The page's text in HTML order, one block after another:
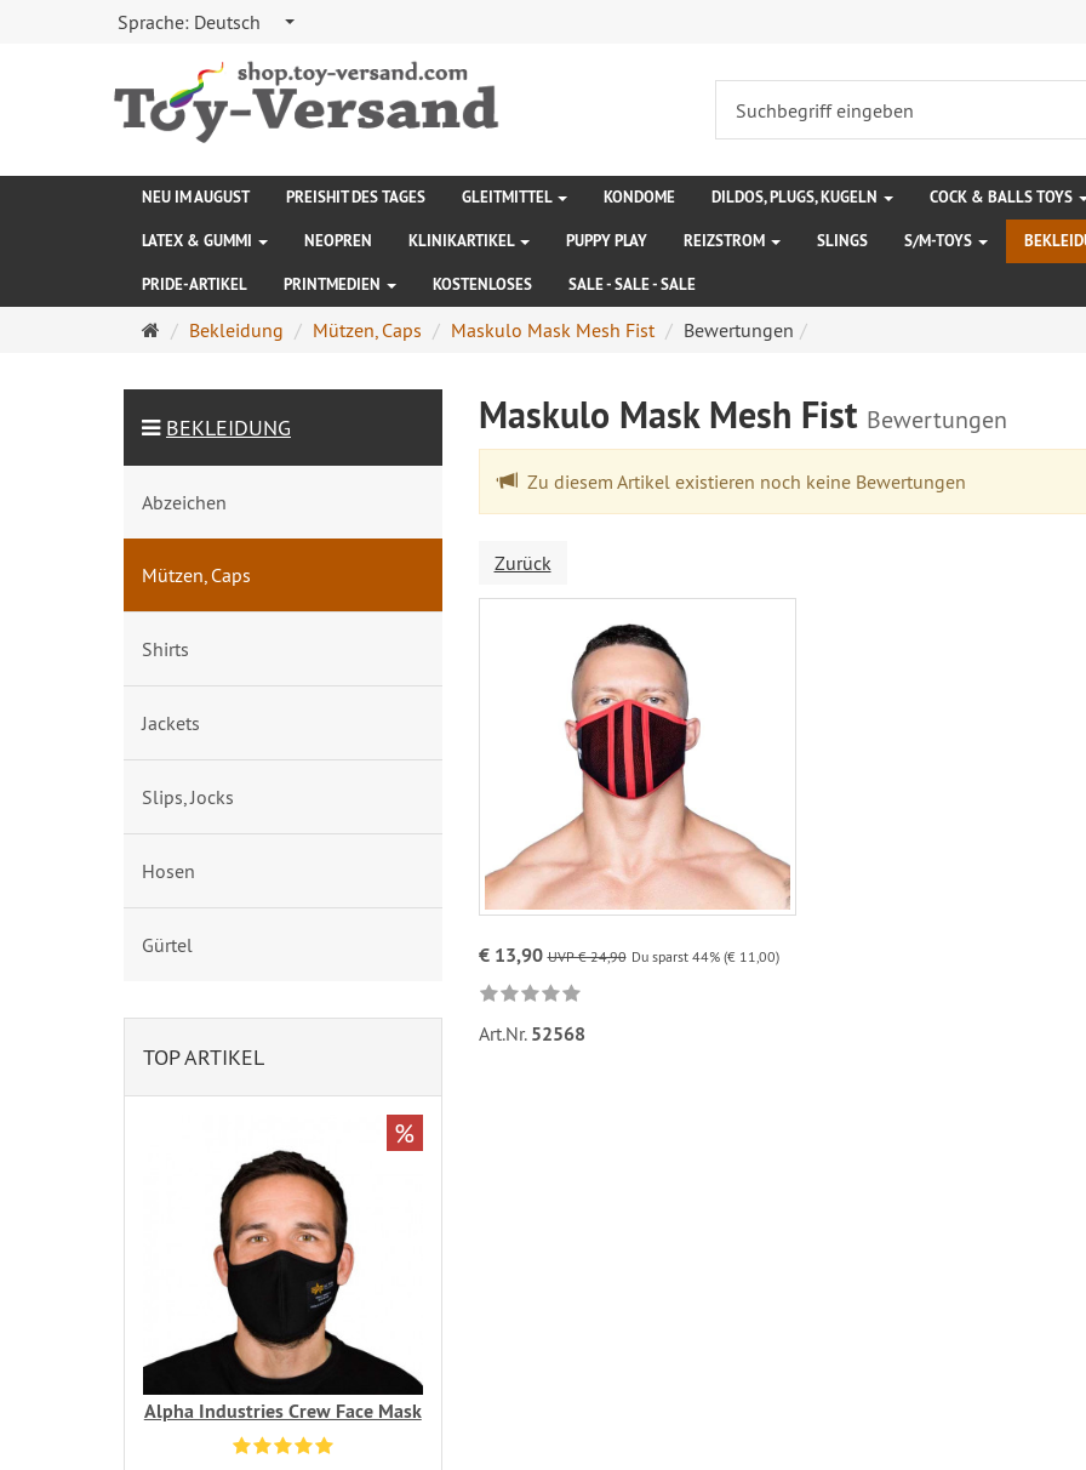
Sprache: Deutsch
NEU IM AUGUST PREISHIT DES TAGES GLEITMITTEL KONDOME DILDOS, PLUGS, KUGELN COCK & BALLS TOYS
LATEX & GUMMI NEOPREN KLINIKARTIKEL PUPPY PLAY REIZSTROM SLINGS S/M-TOYS
PRIDE-ARTIKEL PRINTMEDIEN KOSTENLOSES SALE - SALE - SALE
Startseite
Bekleidung Mützen, Caps Maskulo Mask Mesh Fist Bewertungen
Maskulo Mask Mesh Fist Bewertungen
Zu diesem Artikel existieren noch keine Bewertungen
Zurück
€ 13,90 UVP € 24,90 Du sparst 44% (€ 11,00)
Art.Nr. 52568
BEKLEIDUNG
Abzeichen
Mützen, Caps
Shirts
Jackets
Slips, Jocks
Hosen
Gürtel
TOP ARTIKEL
Alpha Industries Crew Face Mask
%